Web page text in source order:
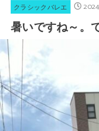
クラシックバレエ
暑いですね～。